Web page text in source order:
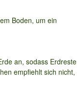
Boden, um ein
an, sodass Erdreste
empfiehlt sich nicht,